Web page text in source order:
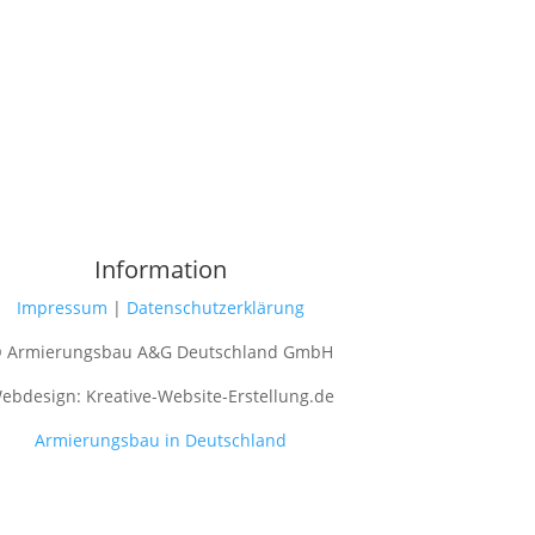
Information
Impressum | Datenschutzerklärung
A&G Deutschland GmbH
Kreative-Website-Erstellung.de
Armierungsbau in Deutschland